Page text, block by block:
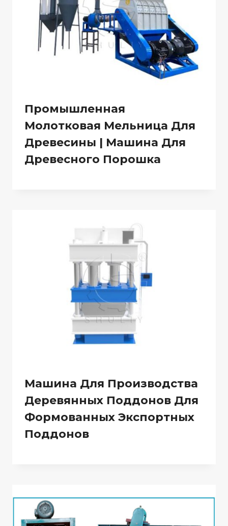
Промышленная
Молотковая Мельница Для
Древесины | Машина Для
Древесного Порошка
Машина Для Производства
Деревянных Поддонов Для
Формованных Экспортных
Поддонов